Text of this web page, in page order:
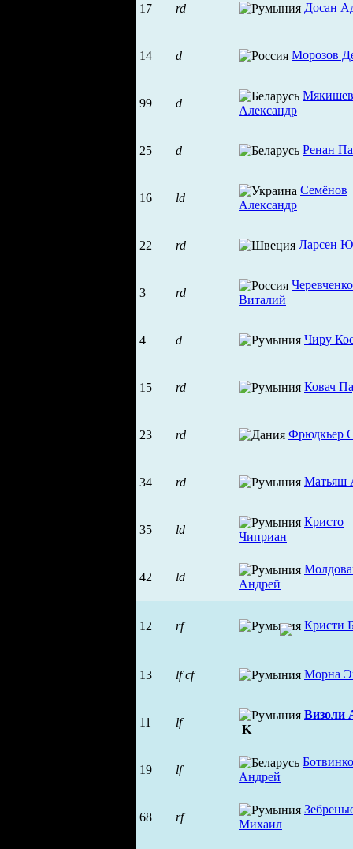
17 rd Досан
14 d Морозов
99 d
Мякишев
Александр
25 d Ренан
16 ld
Семёнов
Александр
22 rd Ларсен
3 rd
Черевченко
Виталий
4 d Чиру
15 rd Ковач
23 rd Фрюдкьер
34 rd Матьяш
35 ld
Кристо
Чиприан
42 ld
Андрей
12 rf Кристи
13 lf cf Морна
11 lf
Визоли
K
19 lf
Ботвинко
Андрей
68 rf
Михаил